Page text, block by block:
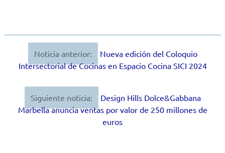
Navegación
entradas
Noticia anterior:
Nueva edición del Coloquio
Intersectorial de Cocinas en Espacio Cocina SICI 2024
Siguiente noticia:
Design Hills Dolce&Gabbana
Marbella anuncia ventas por valor de 250 millones de
euros